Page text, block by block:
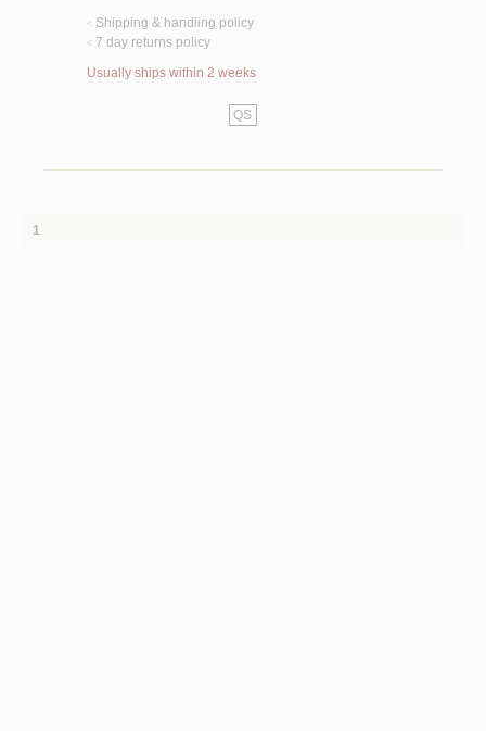
< Shipping & handling policy
< 7 day returns policy
Usually ships within 2 weeks
QS
1